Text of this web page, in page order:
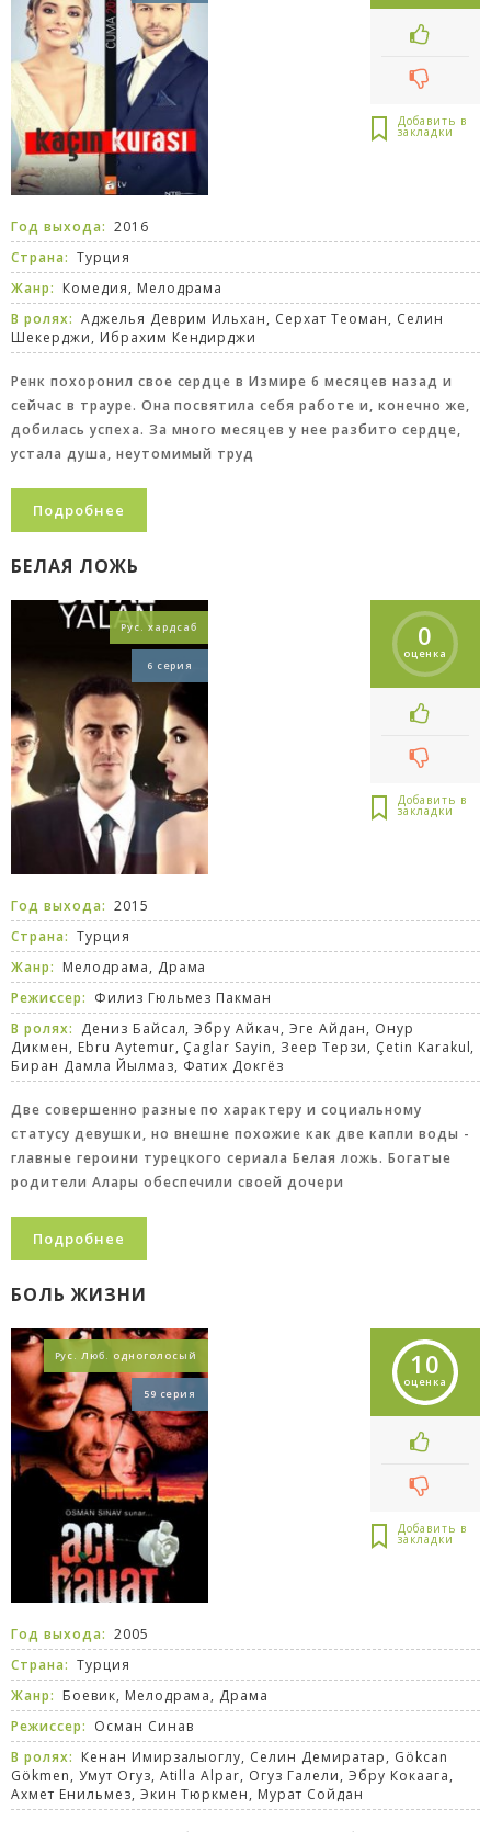
Год выхода: 2016
Страна: Турция
Жанр: Комедия, Мелодрама
В ролях: Аджелья Деврим Ильхан, Серхат Теоман, Селин
Шекерджи, Ибрахим Кендирджи
Ренк похоронил свое сердце в Измире 6 месяцев назад и
сейчас в трауре. Она посвятила себя работе и, конечно же,
добилась успеха. За много месяцев у нее разбито сердце,
устала душа, неутомимый труд
Подробнее
БЕЛАЯ ЛОЖЬ
Рус. хардсаб
6 серия
0
оценка
Год выхода: 2015
Страна: Турция
Жанр: Мелодрама, Драма
Режиссер: Филиз Гюльмез Пакман
В ролях: Дениз Байсал, Эбру Айкач, Эге Айдан, Онур
Дикмен, Ebru Aytemur, Çaglar Sayin, Зеер Терзи, Çetin Karakul,
Биран Дамла Йылмаз, Фатих Докгёз
Две совершенно разные по характеру и социальному
статусу девушки, но внешне похожие как две капли воды -
главные героини турецкого сериала Белая ложь. Богатые
родители Алары обеспечили своей дочери
Подробнее
БОЛЬ ЖИЗНИ
Рус. Люб. одноголосый
59 серия
10
оценка
Год выхода: 2005
Страна: Турция
Жанр: Боевик, Мелодрама, Драма
Режиссер: Осман Синав
В ролях: Кенан Имирзалыоглу, Селин Демиратар, Gökcan
Gökmen, Умут Огуз, Atilla Alpar, Огуз Галели, Эбру Кокаага,
Ахмет Енильмез, Экин Тюркмен, Мурат Сойдан